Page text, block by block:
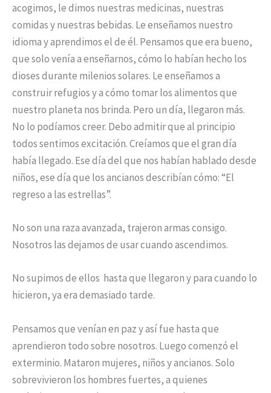
acogimos, le dimos nuestras medicinas, nuestras
comidas y nuestras bebidas. Le enseñamos nuestro
idioma y aprendimos el de él. Pensamos que era bueno,
que solo venía a enseñarnos, cómo lo habían hecho los
dioses durante milenios solares. Le enseñamos a
construir refugios y a cómo tomar los alimentos que
nuestro planeta nos brinda. Pero un día, llegaron más.
No lo podíamos creer. Debo admitir que al principio
todos sentimos excitación. Creíamos que el gran día
había llegado. Ese día del que nos habían hablado desde
niños, ese día que los ancianos describían cómo: “El
regreso a las estrellas”.
No son una raza avanzada, trajeron armas consigo.
Nosotros las dejamos de usar cuando ascendimos.
No supimos de ellos hasta que llegaron y para cuando lo
hicieron, ya era demasiado tarde.
Pensamos que venían en paz y así fue hasta que
aprendieron todo sobre nosotros. Luego comenzó el
exterminio. Mataron mujeres, niños y ancianos. Solo
sobrevivieron los hombres fuertes, a quienes